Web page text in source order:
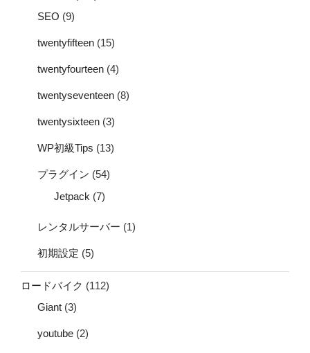
SEO (9)
twentyfifteen (15)
twentyfourteen (4)
twentyseventeen (8)
twentysixteen (3)
WP初級Tips (13)
プラグイン (54)
Jetpack (7)
レンタルサーバー (1)
初期設定 (5)
ロードバイク (112)
Giant (3)
youtube (2)